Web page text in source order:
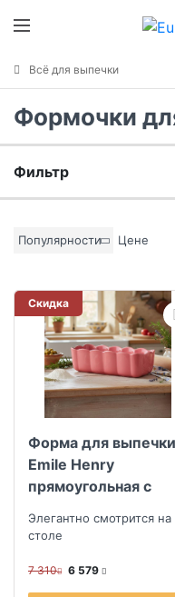
Всё для выпечки
Формочки
Фильтр
Цвет основы
Коллекция
Скидка
Популярности Цене
Скидка
Форма для выпечки
Emile Henry
прямоугольная с
28,5х13 см, цвет
Элегантно смотрится на
столе
7 310 6 579